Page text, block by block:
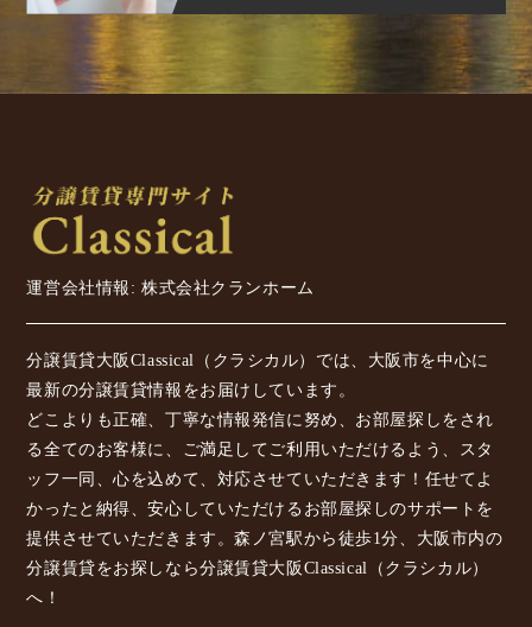
運営会社情報: 株式会社クランホーム
分譲賃貸大阪Classical（クラシカル）では、大阪市を中心に
最新の分譲賃貸情報をお届けしています。
どこよりも正確、丁寧な情報発信に努め、お部屋探しをされ
る全てのお客様に、ご満足してご利用いただけるよう、スタ
ッフ一同、心を込めて、対応させていただきます！任せてよ
かったと納得、安心していただけるお部屋探しのサポートを
提供させていただきます。森ノ宮駅から徒歩1分、大阪市内の
分譲賃貸をお探しなら分譲賃貸大阪Classical（クラシカル）
へ！